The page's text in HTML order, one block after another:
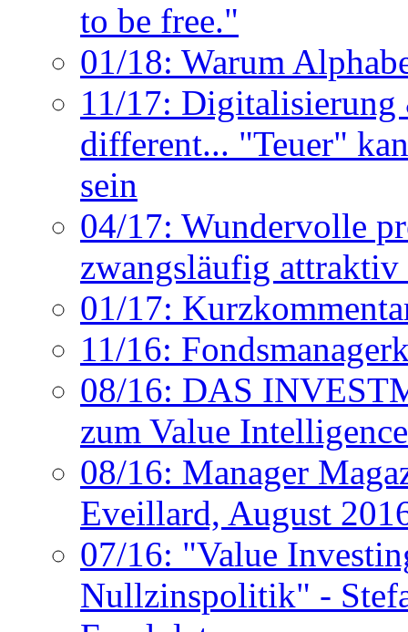
to be free."
01/18: Warum
11/17:
different... "Teuer"
sein
04/17: Wundervolle
zwangsläufig attraktiv
01/17:
11/16:
08/16: DAS
zum Value
08/16: Manager
Eveillard, August
07/16: "Value
Nullzinspolitik" -